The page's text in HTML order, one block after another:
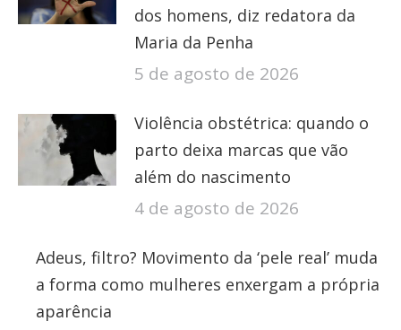
dos homens, diz redatora da
Maria da Penha
5 de agosto de 2026
Violência obstétrica: quando o
parto deixa marcas que vão
além do nascimento
4 de agosto de 2026
Adeus, filtro? Movimento da ‘pele real’ muda
a forma como mulheres enxergam a própria
aparência